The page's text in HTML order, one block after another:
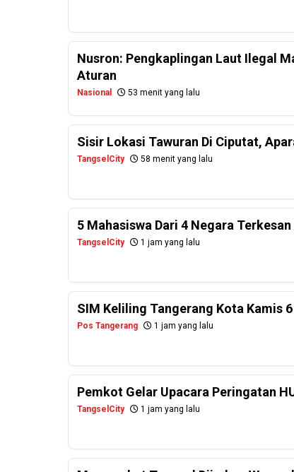
Nusron: Pengkaplingan Laut Ilegal
Aturan
Nasional 53 menit yang lalu
Sisir Lokasi Tawuran Di Ciputat,
TangselCity 58 menit yang lalu
5 Mahasiswa Dari 4 Negara
TangselCity 1 jam yang lalu
SIM Keliling Tangerang Kota Kamis
Pos Tangerang 1 jam yang lalu
Pemkot Gelar Upacara Peringatan
TangselCity 1 jam yang lalu